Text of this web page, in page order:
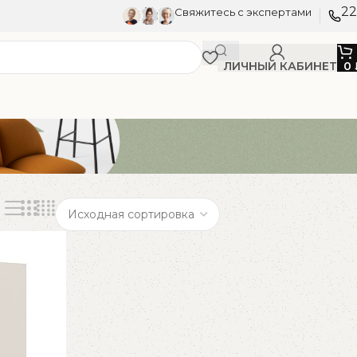
Свяжитесь с экспертами
ЛИЧНЫЙ КАБИНЕТ 0